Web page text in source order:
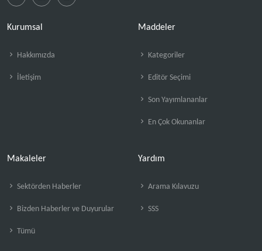
Kurumsal
Hakkımızda
İletişim
Maddeler
Kategoriler
Editör Seçimi
Son Yayımlananlar
En Çok Okunanlar
Makaleler
Sektörden Haberler
Bizden Haberler ve Duyurular
Tümü
Yardım
Arama Kılavuzu
SSS